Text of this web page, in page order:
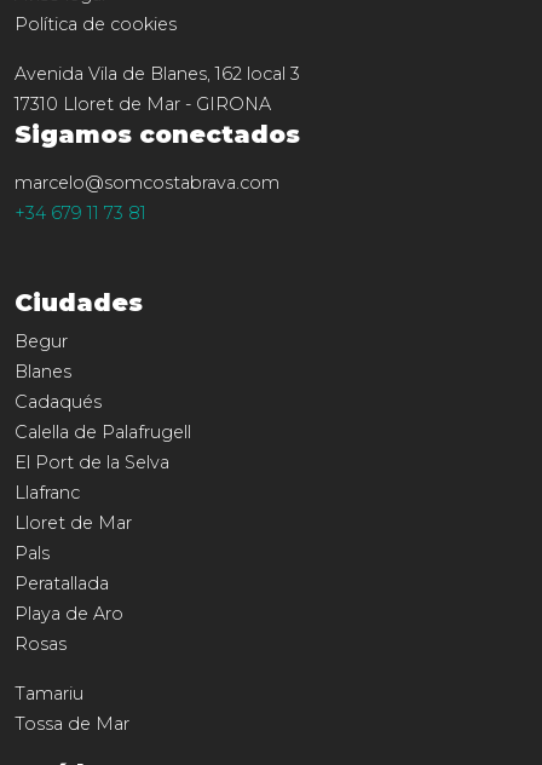
Política de cookies
Avenida Vila de Blanes, 162 local 3
17310 Lloret de Mar - GIRONA
Sigamos conectados
marcelo@somcostabrava.com
+34 679 11 73 81
Ciudades
Begur
Blanes
Cadaqués
Calella de Palafrugell
El Port de la Selva
Llafranc
Lloret de Mar
Pals
Peratallada
Playa de Aro
Rosas
Tamariu
Tossa de Mar